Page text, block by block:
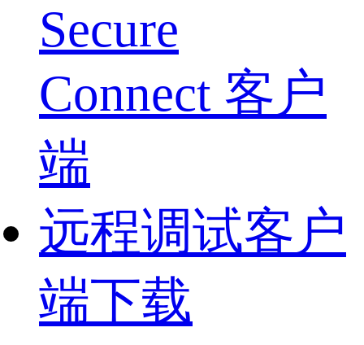
Secure
Connect 客户
端
远程调试客户
端下载